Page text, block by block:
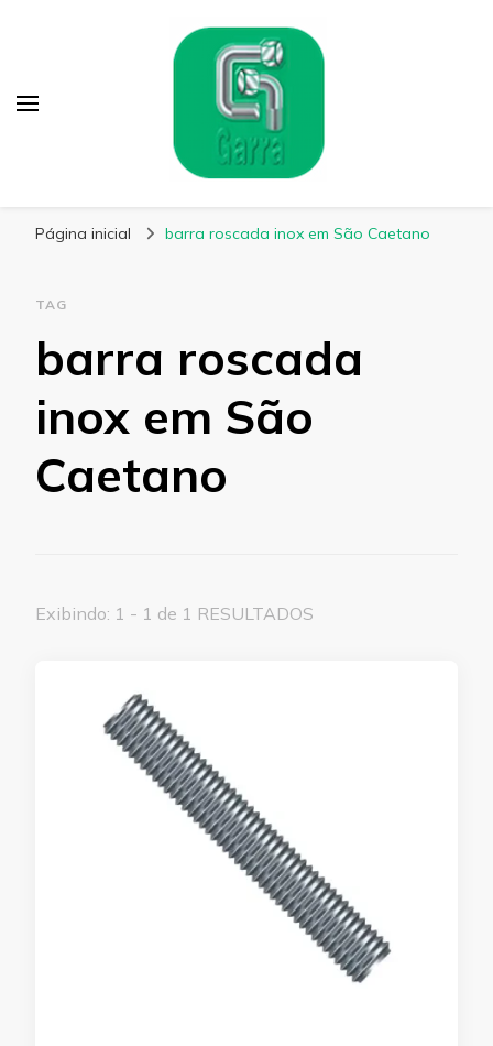
Página inicial barra roscada inox em São Caetano
TAG
barra roscada
inox em São
Caetano
Exibindo: 1 - 1 de 1 RESULTADOS